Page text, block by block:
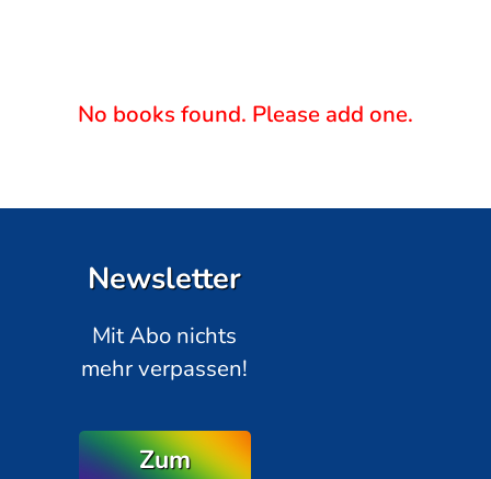
No books found. Please add one.
Newsletter
Mit Abo nichts
mehr verpassen!
Zum